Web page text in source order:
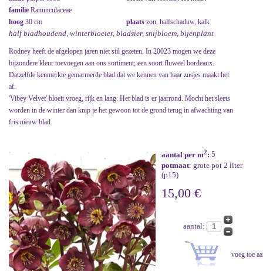
familie Ranunculaceae
hoog 30 cm plaats zon, halfschaduw, kalk
half bladhoudend, winterbloeier, bladsier, snijbloem, bijenplant
Rodney heeft de afgelopen jaren niet stil gezeten. In 20023 mogen we deze
bijzondere kleur toevoegen aan ons sortiment; een soort fluweel bordeaux.
Datzelfde kenmerkte gemarmerde blad dat we kennen van haar zusjes maakt het
af.
'Vibey Velvet' bloeit vroeg, rijk en lang. Het blad is er jaarrond. Mocht het sleets
worden in de winter dan knip je het gewoon tot de grond terug in afwachting van
fris nieuw blad.
aantal per m2: 5
potmaat: grote pot 2 liter
(p15)
15,00 €
aantal: